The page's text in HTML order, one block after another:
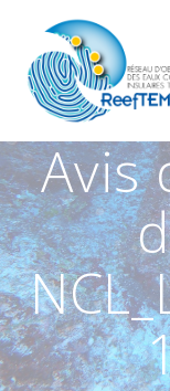
Avis